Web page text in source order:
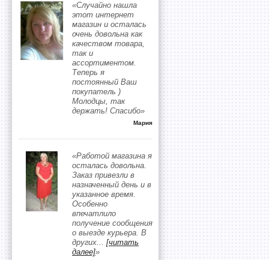
«Случайно нашла
этот интернет
магазин и осталась
очень довольна как
качеством товара,
так и
ассортиментом.
Теперь я
постоянный Ваш
покупатель )
Молодцы, так
держать! Спасибо»
Мария
«Работой магазина я
осталась довольна.
Заказ привезли в
назначенный день и в
указанное время.
Особенно
впечатлило
получение сообщения
о выезде курьера. В
других... [читать
далее]»